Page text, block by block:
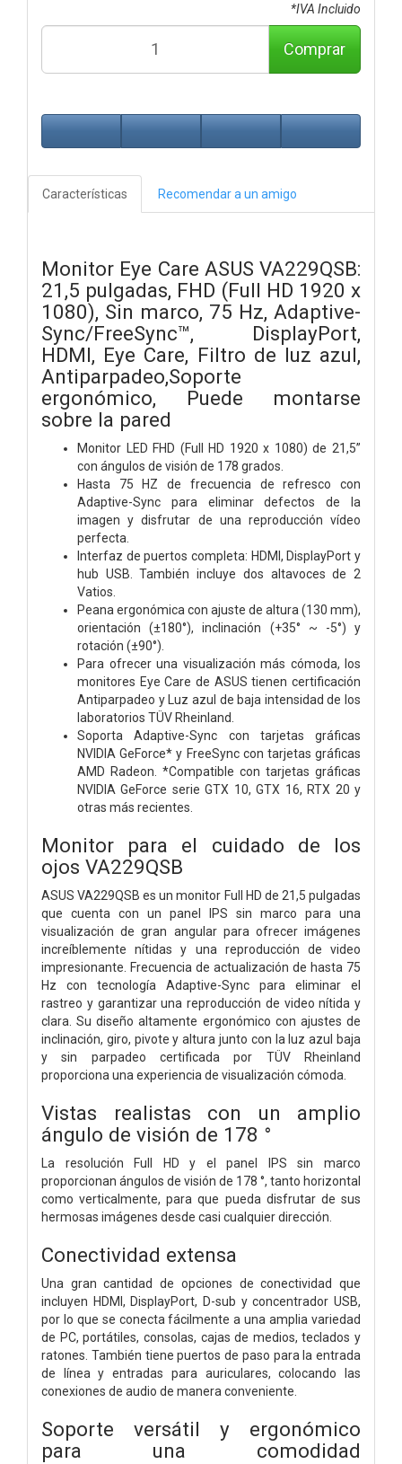
*IVA Incluido
Comprar
Características Recomendar a un amigo
Monitor Eye Care ASUS VA229QSB:
21,5 pulgadas, FHD (Full HD 1920 x
1080), Sin marco, 75 Hz, Adaptive-
Sync/FreeSync™, DisplayPort,
HDMI, Eye Care, Filtro de luz azul,
Antiparpadeo,Soporte
ergonómico, Puede montarse
sobre la pared
Monitor LED FHD (Full HD 1920 x 1080) de 21,5”
con ángulos de visión de 178 grados.
Hasta 75 HZ de frecuencia de refresco con
Adaptive-Sync para eliminar defectos de la
imagen y disfrutar de una reproducción vídeo
perfecta.
Interfaz de puertos completa: HDMI, DisplayPort y
hub USB. También incluye dos altavoces de 2
Vatios.
Peana ergonómica con ajuste de altura (130 mm),
orientación (±180°), inclinación (+35° ~ -5°) y
rotación (±90°).
Para ofrecer una visualización más cómoda, los
monitores Eye Care de ASUS tienen certificación
Antiparpadeo y Luz azul de baja intensidad de los
laboratorios TÜV Rheinland.
Soporta Adaptive-Sync con tarjetas gráficas
NVIDIA GeForce* y FreeSync con tarjetas gráficas
AMD Radeon. *Compatible con tarjetas gráficas
NVIDIA GeForce serie GTX 10, GTX 16, RTX 20 y
otras más recientes.
Monitor para el cuidado de los
ojos VA229QSB
ASUS VA229QSB es un monitor Full HD de 21,5 pulgadas
que cuenta con un panel IPS sin marco para una
visualización de gran angular para ofrecer imágenes
increíblemente nítidas y una reproducción de video
impresionante. Frecuencia de actualización de hasta 75
Hz con tecnología Adaptive-Sync para eliminar el
rastreo y garantizar una reproducción de video nítida y
clara. Su diseño altamente ergonómico con ajustes de
inclinación, giro, pivote y altura junto con la luz azul baja
y sin parpadeo certificada por TÜV Rheinland
proporciona una experiencia de visualización cómoda.
Vistas realistas con un amplio
ángulo de visión de 178 °
La resolución Full HD y el panel IPS sin marco
proporcionan ángulos de visión de 178 °, tanto horizontal
como verticalmente, para que pueda disfrutar de sus
hermosas imágenes desde casi cualquier dirección.
Conectividad extensa
Una gran cantidad de opciones de conectividad que
incluyen HDMI, DisplayPort, D-sub y concentrador USB,
por lo que se conecta fácilmente a una amplia variedad
de PC, portátiles, consolas, cajas de medios, teclados y
ratones. También tiene puertos de paso para la entrada
de línea y entradas para auriculares, colocando las
conexiones de audio de manera conveniente.
Soporte versátil y ergonómico
para una comodidad